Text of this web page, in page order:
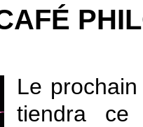
Le
tiendra